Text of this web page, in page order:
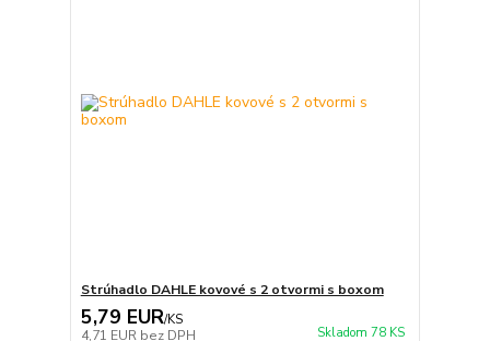
Strúhadlo DAHLE kovové s 2 otvormi s boxom
5,79 EUR/KS
4,71 EUR bez DPH Skladom 78 KS